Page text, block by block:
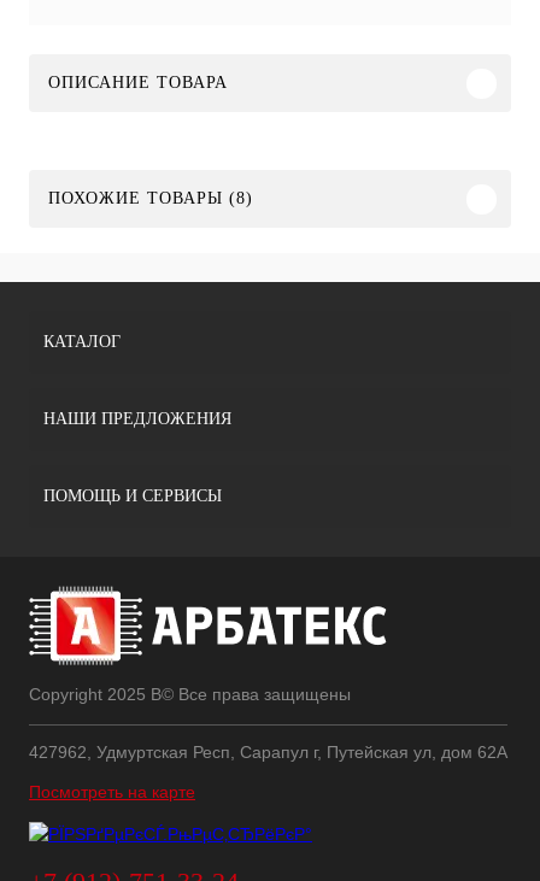
ОПИСАНИЕ ТОВАРА
ПОХОЖИЕ ТОВАРЫ (8)
КАТАЛОГ
НАШИ ПРЕДЛОЖЕНИЯ
ПОМОЩЬ И СЕРВИСЫ
Copyright 2025 В© Все права защищены
427962, Удмуртская Респ, Сарапул г, Путейская ул, дом 62А
Посмотреть на карте